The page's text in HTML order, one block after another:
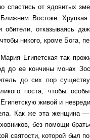
спастись от ядовитых
Востоке. Хрупкая
обители, отказываясь
никого, кроме Бога,
Египетская так
до ее кончины монах
до сих пор
поста, чтобы
живой и
Как же эта женщина —
без помощи
святости, которой